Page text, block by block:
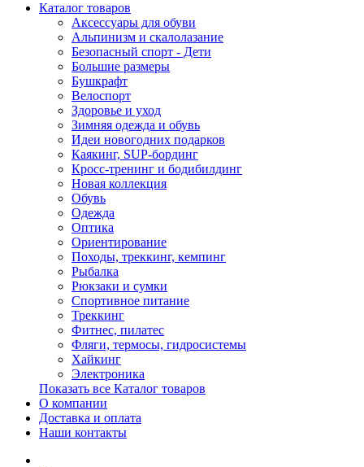
Каталог товаров
Аксессуары для обуви
Альпинизм и скалолазание
Безопасный спорт - Дети
Большие размеры
Бушкрафт
Велоспорт
Здоровье и уход
Зимняя одежда и обувь
Идеи новогодних подарков
Каякинг, SUP-бординг
Кросс-тренинг и бодибилдинг
Новая коллекция
Обувь
Одежда
Оптика
Ориентирование
Походы, треккинг, кемпинг
Рыбалка
Рюкзаки и сумки
Спортивное питание
Треккинг
Фитнес, пилатес
Фляги, термосы, гидросистемы
Хайкинг
Электроника
Показать все Каталог товаров
О компании
Доставка и оплата
Наши контакты